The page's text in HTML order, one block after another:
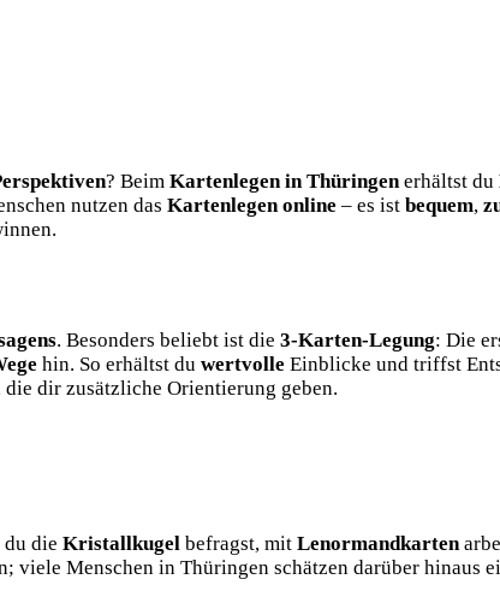
? Beim Kartenlegen in Thüringen erhältst du
nutzen das Kartenlegen online – es ist bequem,
. Besonders beliebt ist die 3-Karten-Legung: Die
hin. So erhältst du wertvolle Einblicke und triffst
die dir zusätzliche Orientierung geben.
du die Kristallkugel befragst, mit Lenormandkarten
viele Menschen in Thüringen schätzen darüber hinaus